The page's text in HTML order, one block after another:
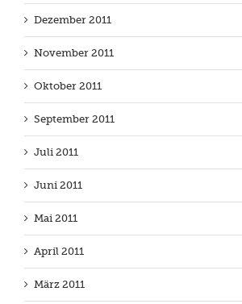
Dezember 2011
November 2011
Oktober 2011
September 2011
Juli 2011
Juni 2011
Mai 2011
April 2011
März 2011